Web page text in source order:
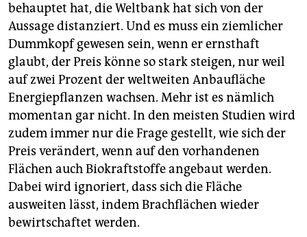
behauptet hat, die Weltbank hat sich von der
Aussage distanziert. Und es muss ein ziemlicher
Dummkopf gewesen sein, wenn er ernsthaft
glaubt, der Preis könne so stark steigen, nur weil
auf zwei Prozent der weltweiten Anbaufläche
Energiepflanzen wachsen. Mehr ist es nämlich
momentan gar nicht. In den meisten Studien wird
zudem immer nur die Frage gestellt, wie sich der
Preis verändert, wenn auf den vorhandenen
Flächen auch Biokraftstoffe angebaut werden.
Dabei wird ignoriert, dass sich die Fläche
ausweiten lässt, indem Brachflächen wieder
bewirtschaftet werden.